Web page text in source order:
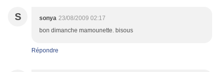
S sonya 23/08/2009 02:17
bon dimanche mamounette. bisous
Répondre